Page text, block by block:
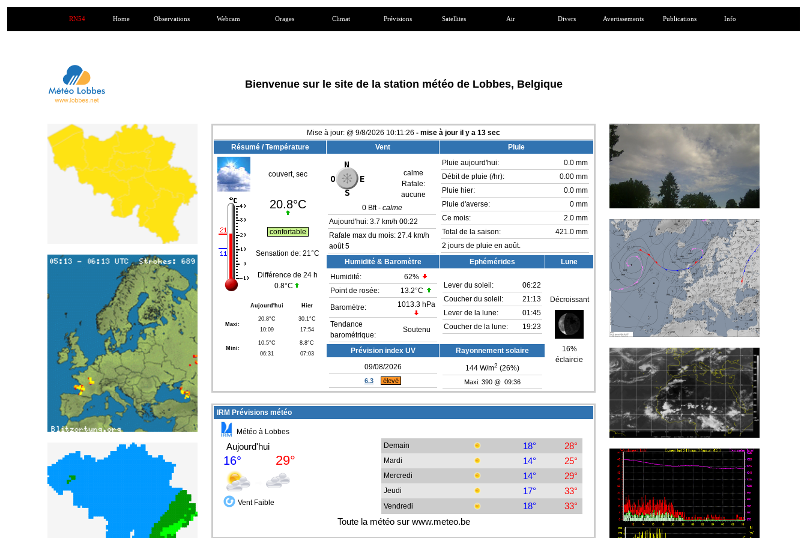
RN54 Home Observations Webcam Orages Climat Prévisions Satellites Air Divers Avertissements Publications Info
Bienvenue sur le site de la station météo de Lobbes, Belgique
Mise à jour: @ 9/8/2026 10:11:26 - mise à jour il y a 13 sec
Résumé / Température
Vent Pluie
couvert, sec
20.8°C
confortable
Sensation de: 21°C
Différence de 24 h
0.8°C
Aujourd'hui Hier
Maxi:
20.8°C
10:09
30.1°C
17:54
Mini:
10.5°C
06:31
8.8°C
07:03
calme
Rafale:
aucune
0Bft - calme
Aujourd'hui: 3.7 km/h 00:22
Rafale max du mois: 27.4 km/h
août 5
Pluie aujourd'hui:
0.0 mm
Débit de pluie (/hr):
0.00 mm
Pluie hier:
0.0 mm
Pluie d'averse:
0 mm
Ce mois:
2.0 mm
Total de la saison:
421.0 mm
2 jours de pluie en août.
Humidité & Baromètre
Ephémérides
Lune
Humidité:
62%
Point de rosée:
13.2°C
Baromètre:
1013.3 hPa
Tendance
barométrique:
Soutenu
Lever du soleil:
06:22
Coucher du soleil:
21:13
Lever de la lune:
01:45
Coucher de la lune:
19:23
Décroissant
16%
éclaircie
Prévision index UV
Rayonnement solaire
09/08/2026
6.3 élevé
144W/m2 (26%)
Maxi: 390 @ 09:36
IRM Prévisions météo